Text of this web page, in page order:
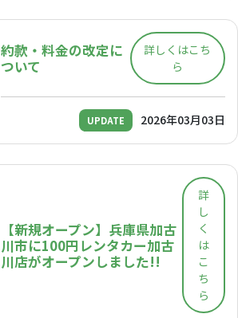
約款・料金の改定に
ついて
詳しくはこち
ら
UPDATE 2026年03月03日
【新規オープン】兵庫県加古
川市に100円レンタカー加古
川店がオープンしました!!
詳
し
く
は
こ
ち
ら